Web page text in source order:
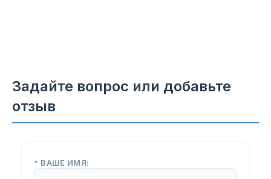
Задайте вопрос или добавьте
отзыв
* ВАШЕ ИМЯ: